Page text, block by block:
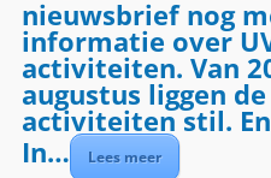
Evenementenreeks:
15 januari 2027 @ 09:00-
nieuwsbrief nog
informatie over
activiteiten. Van
augustus liggen
activiteiten stil.
In…
Lees meer